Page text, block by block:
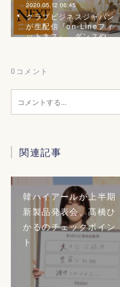
2020.05.12 06:45
クラブビジネスジャパン
が生配信『on-Lineフィ
ットネス』、ダンスや…
0 コメント
関連記事
韓ハイアールが上半期
新製品発表会、髙橋ひ
かるのチェックポイン
ト